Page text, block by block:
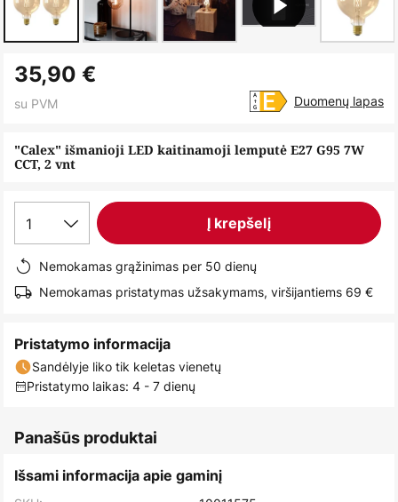
to
the
of
the
"Calex" išmanioji LED kaitinamoji lemputė E27 G95 7W
CCT, 2 vnt
35,90 €
su PVM Duomenų lapas
1 Į krepšelį
Nemokamas grąžinimas per 50 dienų
Nemokamas pristatymas užsakymams, viršijantiems 69 €
Pristatymo informacija
Sandėlyje liko tik keletas vienetų
Pristatymo laikas: 4 - 7 dienų
Panašūs produktai
Išsami informacija apie gaminį